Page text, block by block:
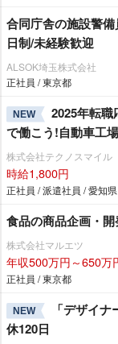
合同庁舎の施設警
日制/未経験歓迎
ALSOK埼玉株式会社
正社員 / 東京都
NEW
2025年転
で働こう!自動車工
株式会社テクノスマイル
時給1,800円
正社員 / 派遣社員 / 愛知県
食品の商品企画・
株式会社マルエツ
年収500万円～650万
正社員 / 東京都
NEW
「デザイ
休120日